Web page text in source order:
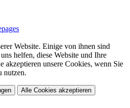
Website. Einige von ihnen sind
helfen, diese Website und Ihre
akzeptieren unsere Cookies, wenn Sie
nutzen.
Alle Cookies akzeptieren